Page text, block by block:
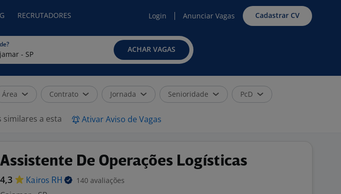
RECRUTADORES Login Anunciar Vagas Cadastrar CV
ACHAR VAGAS
Área Contrato Jornada Senioridade PcD
similares a esta Ativar Aviso de Vagas
Assistente De Operações Logísticas
4,3 Kairos RH 140 avaliações